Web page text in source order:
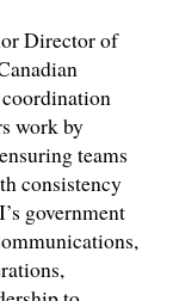
Director of
work by
teams
consistency
government